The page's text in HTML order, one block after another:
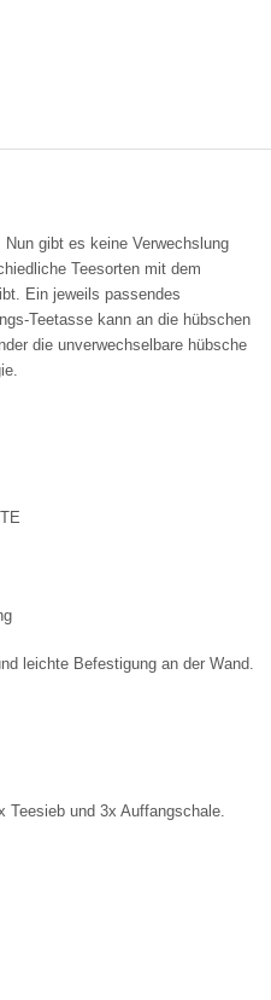
gibt es keine Verwechslung
Teesorten mit dem
Ein jeweils passendes
Teetasse kann an die hübschen
die unverwechselbare hübsche
leichte Befestigung an der Wand.
und 3x Auffangschale.